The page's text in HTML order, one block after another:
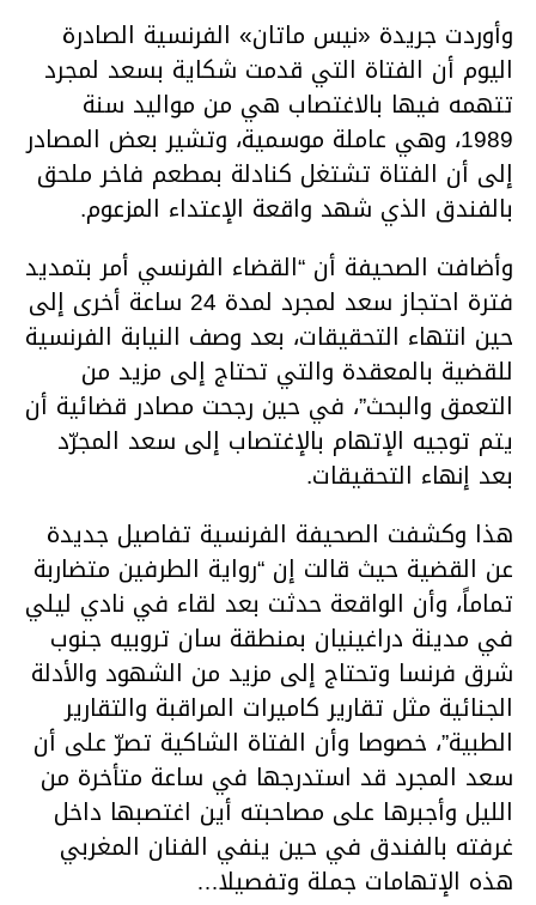
وأوردت جريدة «نيس ماتان» الفرنسية الصادرة
اليوم أن الفتاة التي قدمت شكاية بسعد لمجرد
تتهمه فيها بالاغتصاب هي من مواليد سنة
1989، وهي عاملة موسمية، وتشير بعض المصادر
إلى أن الفتاة تشتغل كنادلة بمطعم فاخر ملحق
بالفندق الذي شهد واقعة الإعتداء المزعوم.
وأضافت الصحيفة أن “القضاء الفرنسي أمر بتمديد
فترة احتجاز سعد لمجرد لمدة 24 ساعة أخرى إلى
حين انتهاء التحقيقات، بعد وصف النيابة الفرنسية
للقضية بالمعقدة والتي تحتاج إلى مزيد من
التعمق والبحث”، في حين رجحت مصادر قضائية أن
يتم توجيه الإتهام بالإغتصاب إلى سعد المجرّد
بعد إنهاء التحقيقات.
هذا وكشفت الصحيفة الفرنسية تفاصيل جديدة
عن القضية حيث قالت إن “رواية الطرفين متضاربة
تماماً، وأن الواقعة حدثت بعد لقاء في نادي ليلي
في مدينة دراغينيان بمنطقة سان تروبيه جنوب
شرق فرنسا وتحتاج إلى مزيد من الشهود والأدلة
الجنائية مثل تقارير كاميرات المراقبة والتقارير
الطبية”، خصوصا وأن الفتاة الشاكية تصرّ على أن
سعد المجرد قد استدرجها في ساعة متأخرة من
الليل وأجبرها على مصاحبته أين اغتصبها داخل
غرفته بالفندق في حين ينفي الفنان المغربي
هذه الإتهامات جملة وتفصيلا…